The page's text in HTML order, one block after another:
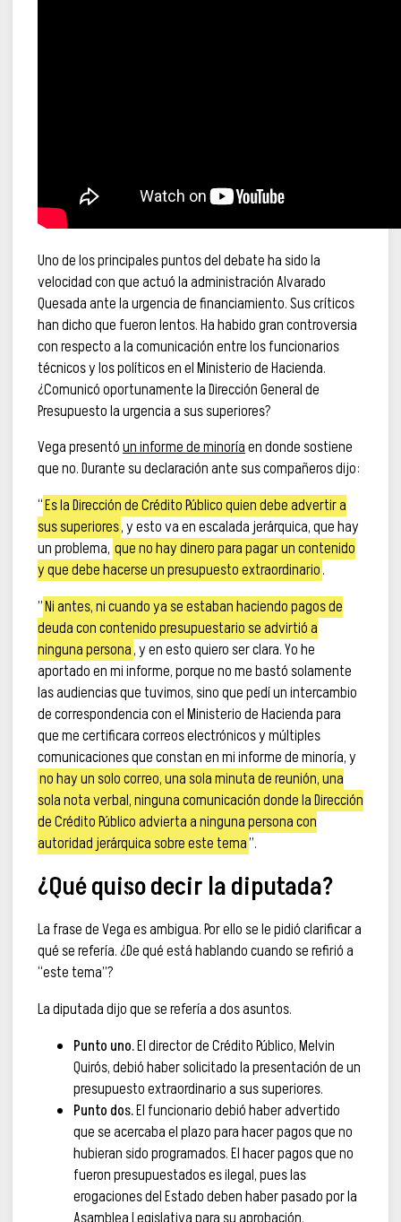
Uno de los principales puntos del debate ha sido la
velocidad con que actuó la administración Alvarado
Quesada ante la urgencia de financiamiento. Sus críticos
han dicho que fueron lentos. Ha habido gran controversia
con respecto a la comunicación entre los funcionarios
técnicos y los políticos en el Ministerio de Hacienda.
¿Comunicó oportunamente la Dirección General de
Presupuesto la urgencia a sus superiores?
Vega presentóun informe de minoríaen donde sostiene
que no. Durante su declaración ante sus compañeros dijo:
“Es la Dirección de Crédito Público quien debe advertir a
sus superiores, y esto va en escalada jerárquica, que hay
un problema, que no hay dinero para pagar un contenido
y que debe hacerse un presupuesto extraordinario.
”Ni antes, ni cuando ya se estaban haciendo pagos de
deuda con contenido presupuestario se advirtió a
ninguna persona, y en esto quiero ser clara. Yo he
aportado en mi informe, porque no me bastó solamente
las audiencias que tuvimos, sino que pedí un intercambio
de correspondencia con el Ministerio de Hacienda para
que me certificara correos electrónicos y múltiples
comunicaciones que constan en mi informe de minoría, y
no hay un solo correo, una sola minuta de reunión, una
sola nota verbal, ninguna comunicación donde la Dirección
de Crédito Público advierta a ninguna persona con
autoridad jerárquica sobre este tema”.
¿Qué quiso decir la diputada?
La frase de Vega es ambigua. Por ello se le pidió clarificar a
qué se refería. ¿De qué está hablando cuando se refirió a
“este tema”?
La diputada dijo que se refería a dos asuntos.
Punto uno.El director de Crédito Público, Melvin
Quirós, debió haber solicitado la presentación de un
presupuesto extraordinario a sus superiores.
Punto dos.El funcionario debió haber advertido
que se acercaba el plazo para hacer pagos que no
hubieran sido programados. El hacer pagos que no
fueron presupuestados es ilegal, pues las
erogaciones del Estado deben haber pasado por la